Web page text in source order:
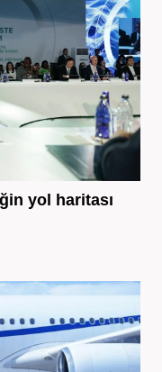
yol haritası